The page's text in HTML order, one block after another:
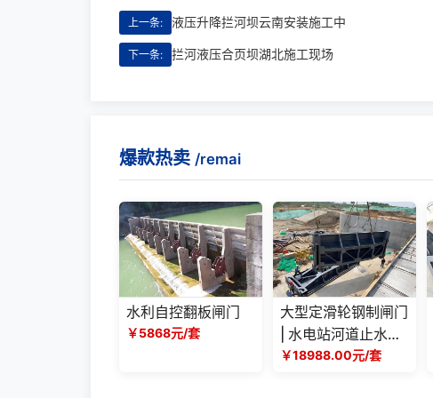
上一条: 液压升降拦河坝云南安装施工中
下一条: 拦河液压合页坝湖北施工现场
爆款热卖 /remai
水利自控翻板闸门
￥5868元/套
大型定滑轮钢制闸门
| 水电站河道止水闸
门源头厂家
￥18988.00元/套